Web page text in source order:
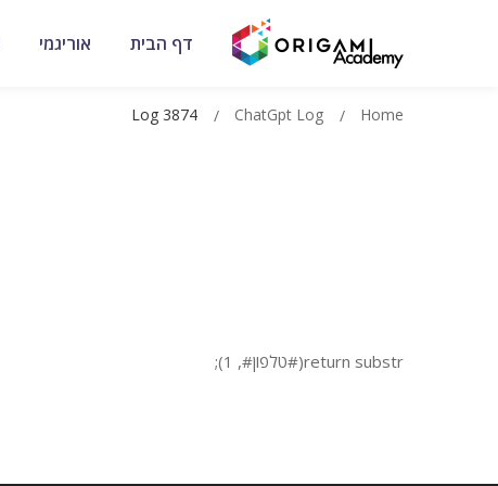
דף הבית אוריגמי
Home
ChatGpt Log
Log 3874
return substr(#טלפון#, 1);